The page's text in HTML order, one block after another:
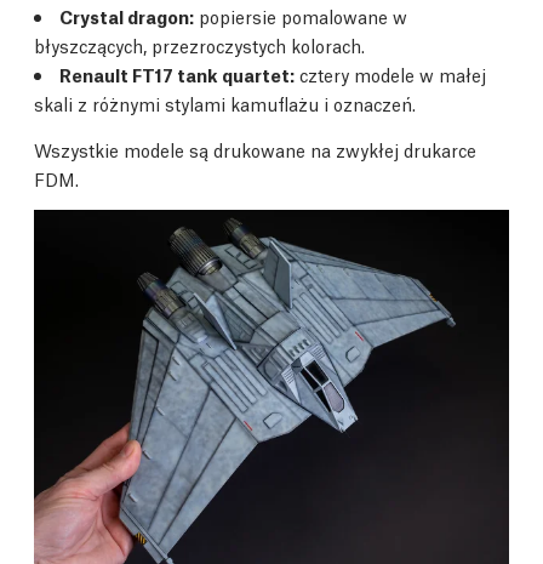
Crystal dragon: popiersie pomalowane w
błyszczących, przezroczystych kolorach.
Renault FT17 tank quartet: cztery modele w małej
skali z różnymi stylami kamuflażu i oznaczeń.
Wszystkie modele są drukowane na zwykłej drukarce
FDM.